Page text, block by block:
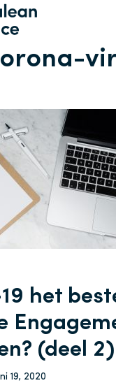
het
(deel 2)
19, 2020